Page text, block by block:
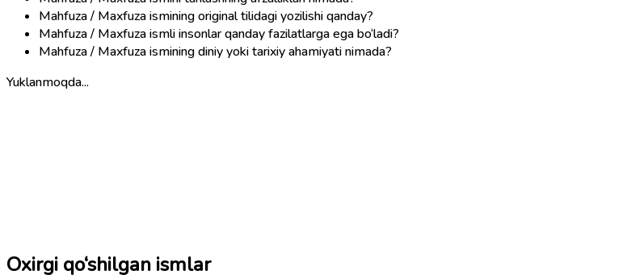
Mahfuza / Maxfuza ismining original tilidagi yozilishi qanday?
Mahfuza / Maxfuza ismli insonlar qanday fazilatlarga ega bo‘ladi?
Mahfuza / Maxfuza ismining diniy yoki tarixiy ahamiyati nimada?
Yuklanmoqda...
Oxirgi qo‘shilgan ismlar